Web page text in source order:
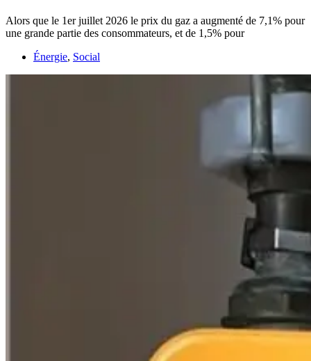
Alors que le 1er juillet 2026 le prix du gaz a augmenté de 7,1% pour
une grande partie des consommateurs, et de 1,5% pour
Énergie, Social